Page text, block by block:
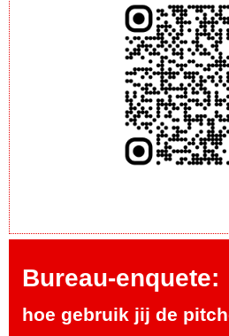
Bureau-enquete:
hoe gebruik jij de